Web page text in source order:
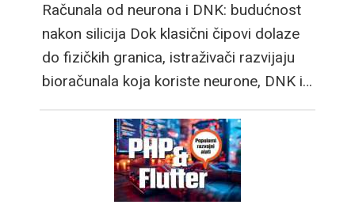
Računala od neurona i DNK: budućnost
nakon silicija Dok klasični čipovi dolaze
do fizičkih granica, istraživači razvijaju
bioračunala koja koriste neurone, DNK i…